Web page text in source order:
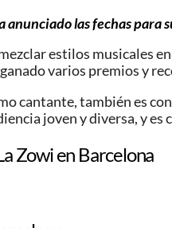
anunciado las fechas para
estilos musicales
varios premios y
cantante, también es
joven y diversa, y
Zowi en Barcelona